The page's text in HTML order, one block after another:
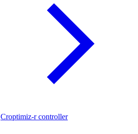
Croptimiz-r controller